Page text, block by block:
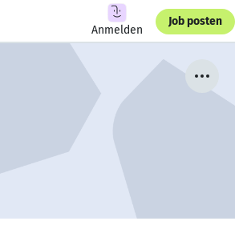
Anmelden
Job posten